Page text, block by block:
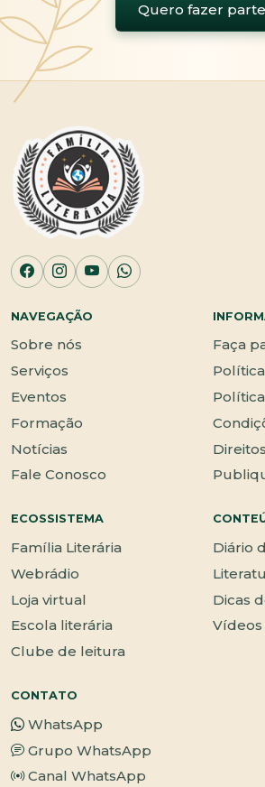
Quero fazer parte
NAVEGAÇÃO
Sobre nós
Serviços
Eventos
Formação
Notícias
Fale Conosco
Faça
ECOSSISTEMA
Família Literária
Webrádio
Loja virtual
Escola literária
Clube de leitura
Diário
Dicas
CONTATO
WhatsApp
Grupo WhatsApp
Canal WhatsApp